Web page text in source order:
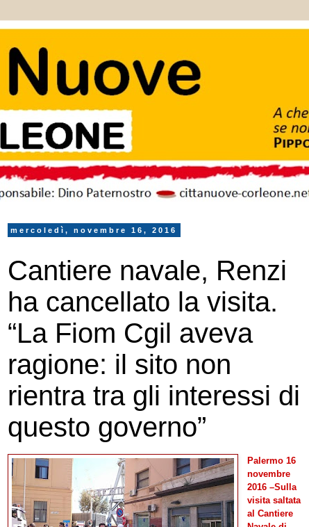
mercoledì, novembre 16, 2016
Cantiere navale, Renzi
ha cancellato la visita.
“La Fiom Cgil aveva
ragione: il sito non
rientra tra gli interessi di
questo governo”
Palermo 16
novembre
2016 –Sulla
visita saltata
al Cantiere